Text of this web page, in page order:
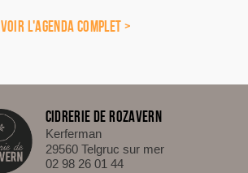
VOIR L'AGENDA COMPLET >
CIDRERIE DE ROZAVERN
Kerferman
29560 Telgruc sur mer
02 98 26 01 44